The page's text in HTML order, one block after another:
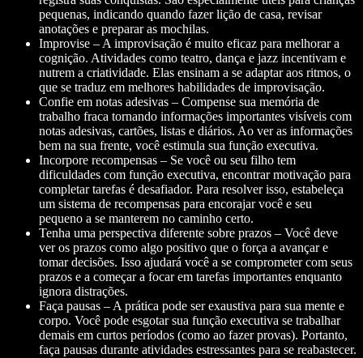
pequenas, indicando quando fazer lição de casa, revisar
anotações e preparar as mochilas.
Improvise – A improvisação é muito eficaz para melhorar a
cognição. Atividades como teatro, dança e jazz incentivam e
nutrem a criatividade. Elas ensinam a se adaptar aos ritmos, o
que se traduz em melhores habilidades de improvisação.
Confie em notas adesivas – Compense sua memória de
trabalho fraca tornando informações importantes visíveis com
notas adesivas, cartões, listas e diários. Ao ver as informações
bem na sua frente, você estimula sua função executiva.
Incorpore recompensas – Se você ou seu filho tem
dificuldades com função executiva, encontrar motivação para
completar tarefas é desafiador. Para resolver isso, estabeleça
um sistema de recompensas para encorajar você e seu
pequeno a se manterem no caminho certo.
Tenha uma perspectiva diferente sobre prazos – Você deve
ver os prazos como algo positivo que o força a avançar e
tomar decisões. Isso ajudará você a se comprometer com seus
prazos e a começar a focar em tarefas importantes enquanto
ignora distrações.
Faça pausas – A prática pode ser exaustiva para sua mente e
corpo. Você pode esgotar sua função executiva se trabalhar
demais em curtos períodos (como ao fazer provas). Portanto,
faça pausas durante atividades estressantes para se reabastecer.